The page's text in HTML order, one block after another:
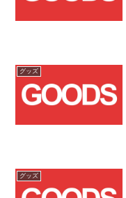
グッズ
グッズ